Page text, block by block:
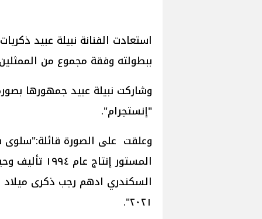
استعادت الفنانة نبيلة عبيد
ببطولته وفقة مجموع من
وشاركت نبيلة عبيد جمهورها
"إنستجرام".
وعلقت على الصورة
المستور
٢٠٢١".